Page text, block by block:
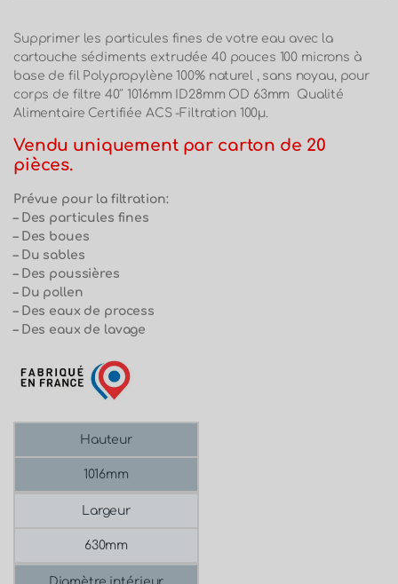
Supprimer les particules fines de votre eau avec la
cartouche sédiments extrudée 40 pouces 100 microns à
base de fil Polypropylène 100% naturel , sans noyau, pour
corps de filtre 40″ 1016mm ID28mm OD 63mm Qualité
Alimentaire Certifiée ACS -Filtration 100µ.
Vendu uniquement par carton de 20
pièces.
Prévue pour la filtration:
– Des particules fines
– Des boues
– Du sables
– Des poussières
– Du pollen
– Des eaux de process
– Des eaux de lavage
Hauteur
1016mm
Largeur
630mm